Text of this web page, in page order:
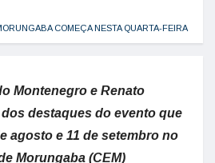
COMEÇA NESTA QUARTA-FEIRA
Montenegro e Renato
destaques do evento que
agosto e 11 de setembro no
Morungaba (CEM)